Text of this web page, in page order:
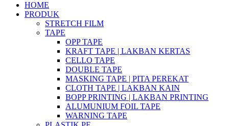
HOME
PRODUK
STRETCH FILM
TAPE
OPP TAPE
KRAFT TAPE | LAKBAN KERTAS
CELLO TAPE
DOUBLE TAPE
MASKING TAPE | PITA PEREKAT
CLOTH TAPE | LAKBAN KAIN
BOPP PRINTING | LAKBAN PRINTING
ALUMUNIUM FOIL TAPE
WARNING TAPE